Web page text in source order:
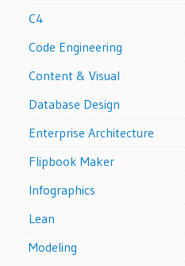
C4
Code Engineering
Content & Visual
Database Design
Enterprise Architecture
Flipbook Maker
Infographics
Lean
Modeling